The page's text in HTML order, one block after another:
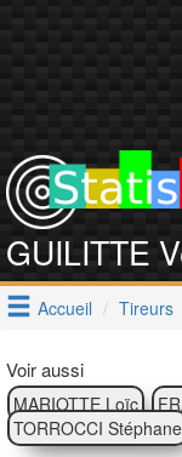
GUILITTE
Accueil Tireurs
Voir aussi
MARIOTTE Loïc
TORROCCI Stéphane